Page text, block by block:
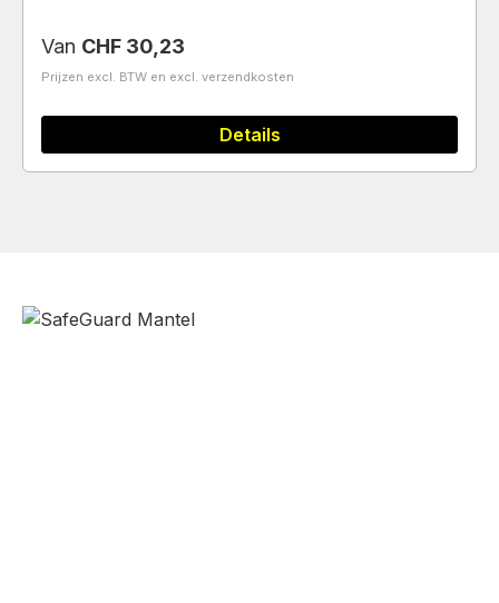
Normale prijs:
Van CHF 30,23
Prijzen excl. BTW en excl. verzendkosten
Details